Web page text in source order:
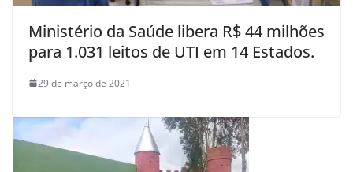
Ministério da Saúde libera R$ 44 milhões
para 1.031 leitos de UTI em 14 Estados.
29 de março de 2021